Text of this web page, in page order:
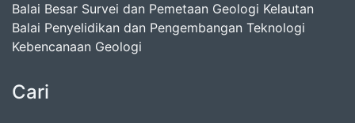
Balai Besar Survei dan Pemetaan Geologi Kelautan
Balai Penyelidikan dan Pengembangan Teknologi
Kebencanaan Geologi
Cari